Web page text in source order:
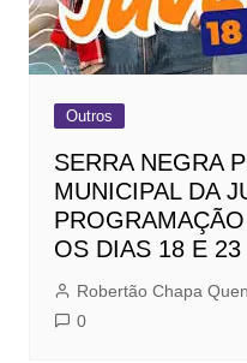
Outros
SERRA NEGRA
MUNICIPAL DA
OS DIAS 18 E
Robertão Chapa
0